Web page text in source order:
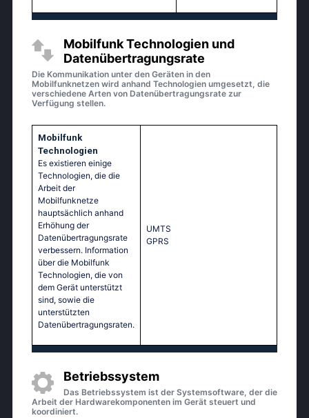
Mobilfunk Technologien und
Datenübertragungsrate
Die Kommunikation unter den Geräten in den
Mobilfunknetzen wird anhand Technologien umgesetzt, die
verschiedene Arten von Datenübertragungsrate zur
Verfügung stellen.
Mobilfunk
Technologien
Es existieren einige
Technologien, die die
Arbeit der
Mobilfunknetze
hauptsächlich anhand
Erhöhung der
Datenübertragungsrate
verbessern. Information
über die Mobilfunk
Technologien, die von
dem Gerät unterstützt
sind, sowie die
unterstützten
Datenübertragungsraten.
UМТS
GРRS
Betriebssystem
Das Betriebssystem ist der Systemsoftware, der die
Arbeit der Hardwarekomponenten im Gerät steuert und
koordiniert.